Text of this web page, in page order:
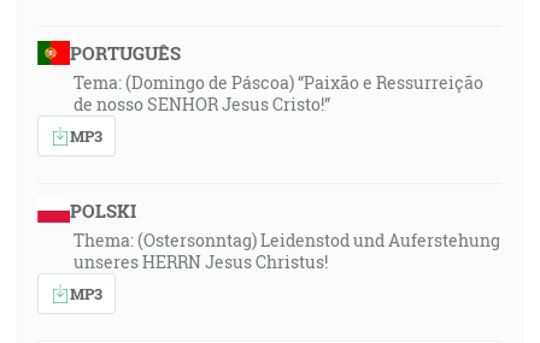
PORTUGUÊS
Tema: (Domingo de Páscoa) “Paixão e Ressurreição
de nosso SENHOR Jesus Cristo!”
MP3
POLSKI
Thema: (Ostersonntag) Leidenstod und Auferstehung
unseres HERRN Jesus Christus!
MP3